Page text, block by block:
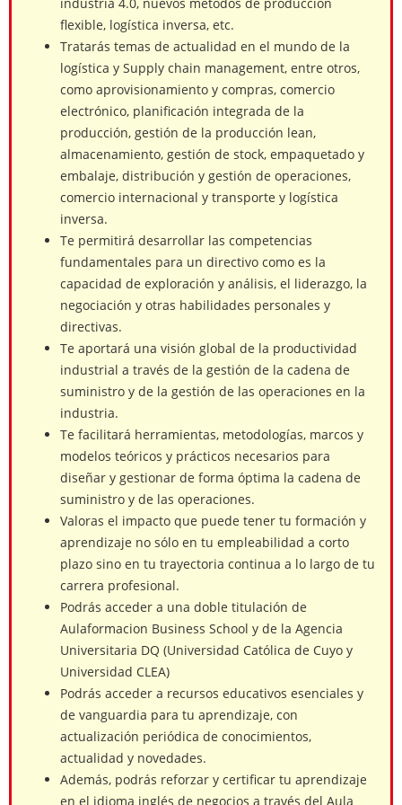
flexible, logística inversa, etc.
Tratarás temas de actualidad en el mundo de la
logística y Supply chain management, entre otros,
como aprovisionamiento y compras, comercio
electrónico, planificación integrada de la
producción, gestión de la producción lean,
almacenamiento, gestión de stock, empaquetado y
embalaje, distribución y gestión de operaciones,
comercio internacional y transporte y logística
inversa.
Te permitirá desarrollar las competencias
fundamentales para un directivo como es la
capacidad de exploración y análisis, el liderazgo, la
negociación y otras habilidades personales y
directivas.
Te aportará una visión global de la productividad
industrial a través de la gestión de la cadena de
suministro y de la gestión de las operaciones en la
industria.
Te facilitará herramientas, metodologías, marcos y
modelos teóricos y prácticos necesarios para
diseñar y gestionar de forma óptima la cadena de
suministro y de las operaciones.
Valoras el impacto que puede tener tu formación y
aprendizaje no sólo en tu empleabilidad a corto
plazo sino en tu trayectoria continua a lo largo de tu
carrera profesional.
Podrás acceder a una doble titulación de
Aulaformacion Business School y de la Agencia
Universitaria DQ (Universidad Católica de Cuyo y
Universidad CLEA)
Podrás acceder a recursos educativos esenciales y
de vanguardia para tu aprendizaje, con
actualización periódica de conocimientos,
actualidad y novedades.
Además, podrás reforzar y certificar tu aprendizaje
en el idioma inglés de negocios a través del Aula